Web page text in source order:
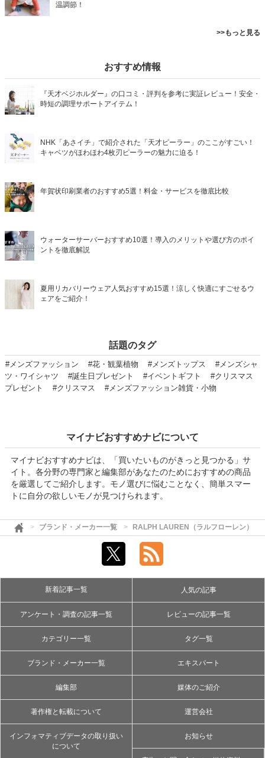
温調節！
>>もっと見る
おすすめ情報
『天才ベジホルダー』の口コミ・評判を参考に実証レビュー！安全・
時短の調理サポートアイテム！
NHK「あさイチ」で紹介された「天才ピーラー」のここがすごい！
キャベツがほわほわ4枚刃ピーラーの魅力に迫る！
年賀状印刷業者のおすすめ5選！料金・サービスを徹底比較
ウォーターサーバーおすすめ10選！導入のメリットや選び方のポイ
ントを徹底解説
夏用リカバリーウェア人気おすすめ15選！涼しく快適にすごせるウ
ェアをご紹介！
話題のタグ
#メンズファッション #花・観葉植物 #メンズトップス
#メンズシャ
ツ・ワイシャツ
#誕生日プレゼント #イベントギフト
#クリスマス
プレゼント
#クリスマス #メンズファッション雑貨・小物
マイナビおすすめナビについて
マイナビおすすめナビは、「買いたいものがきっと見つかる」サ
イト。各分野の専門家と編集部があなたのためにおすすめの商品
を厳選してご紹介します。モノ選びに悩むことなく、簡単スマー
トに自分の欲しいモノが見つけられます。
ブランド・メーカー一覧 RALPH LAUREN（ラルフローレン）
新着記事一覧 人気の記事
アンケート・調査の記事一覧 レビューの記事一覧
カテゴリー一覧 タグ一覧
ブランド・メーカー一覧 エキスパート
編集部 媒体のご紹介
著作権と転載について 運営会社
インフォマティブデータの取り扱い
について
お知らせ